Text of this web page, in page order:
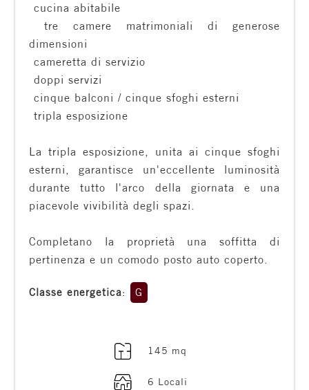
 cucina abitabile
 tre camere matrimoniali di generose
dimensioni
 cameretta di servizio
 doppi servizi
 cinque balconi / cinque sfoghi esterni
 tripla esposizione
La tripla esposizione, unita ai cinque sfoghi
esterni, garantisce un'eccellente luminosità
durante tutto l'arco della giornata e una
piacevole vivibilità degli spazi.
Completano la proprietà una soffitta di
pertinenza e un comodo posto auto coperto.
Classe energetica: G
145 mq
6 Locali
Totale
mq
Locali
minimi
1